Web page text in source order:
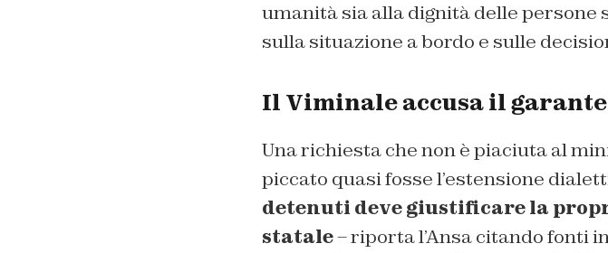
umanità sia alla dignità delle persone
sulla situazione a bordo e sulle
Il Viminale accusa il
Una richiesta che non è piaciuta al
piccato quasi fosse l’estensione
detenuti deve giustificare la
statale– riporta l’Ansa citando fonti